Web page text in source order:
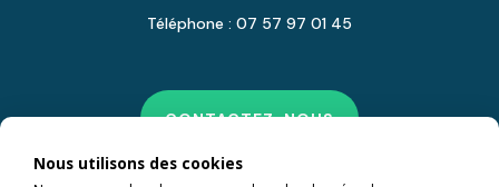
Téléphone : 07 57 97 01 45
CONTACTEZ-NOUS
Nous utilisons des cookies